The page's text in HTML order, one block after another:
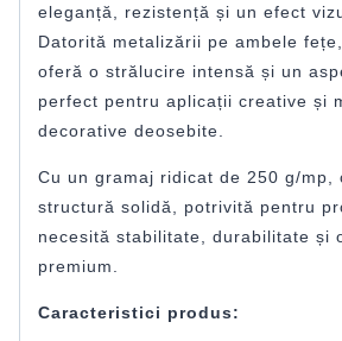
eleganță, rezistență și un efect
Datorită metalizării pe ambele
oferă o strălucire intensă și un
perfect pentru aplicații creative și
decorative deosebite.
Cu un gramaj ridicat de 250 g/mp,
structură solidă, potrivită pentru
necesită stabilitate, durabilitate și
premium.
Caracteristici produs: